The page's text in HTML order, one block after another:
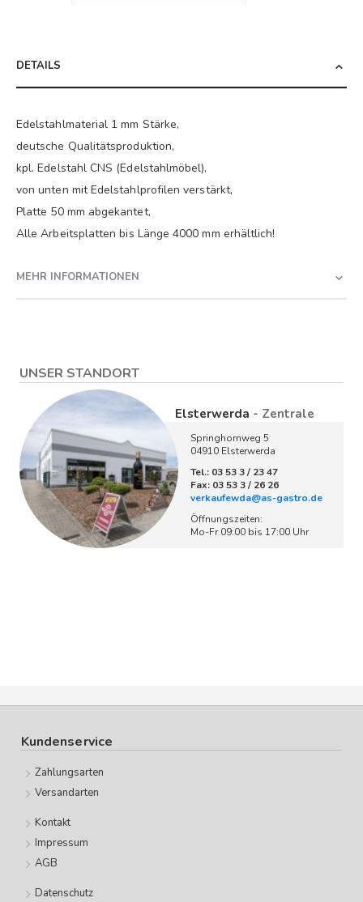
DETAILS
Edelstahlmaterial 1 mm Stärke,
deutsche Qualitätsproduktion,
kpl. Edelstahl CNS (Edelstahlmöbel),
von unten mit Edelstahlprofilen verstärkt,
Platte 50 mm abgekantet,
Alle Arbeitsplatten bis Länge 4000 mm erhältlich!
MEHR INFORMATIONEN
UNSER STANDORT
Elsterwerda - Zentrale
Springhornweg 5
04910 Elsterwerda
Tel.: 03 53 3 / 23 47
Fax: 03 53 3 / 26 26
verkaufewda@as-gastro.de
Öffnungszeiten:
Mo-Fr 09:00 bis 17:00 Uhr
Kundenservice
Zahlungsarten
Versandarten
Kontakt
Impressum
AGB
Datenschutz